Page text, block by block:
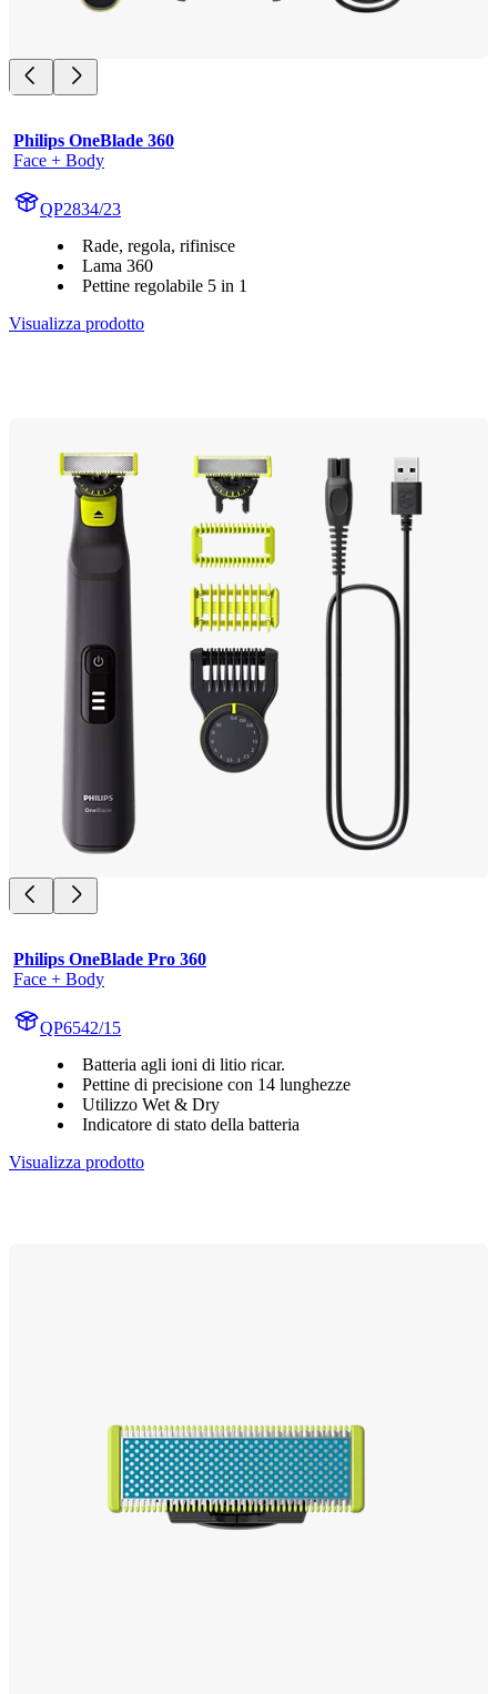
Philips OneBlade 360
Face + Body
QP2834/23
Rade, regola, rifinisce
Lama 360
Pettine regolabile 5 in 1
Visualizza prodotto
Philips OneBlade Pro 360
Face + Body
QP6542/15
Batteria agli ioni di litio ricar.
Pettine di precisione con 14 lunghezze
Utilizzo Wet & Dry
Indicatore di stato della batteria
Visualizza prodotto